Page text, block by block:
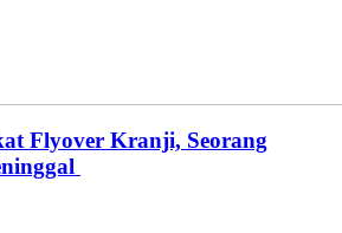
Flyover Kranji, Seorang